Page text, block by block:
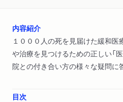
内容紹介
１０００人の死を見届けた緩和
や治療を見つけるための正しい「
院との付き合い方の様々な疑問に
目次